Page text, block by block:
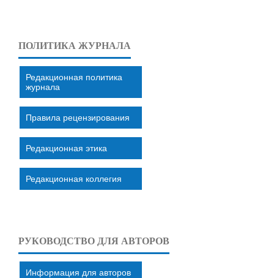
ПОЛИТИКА ЖУРНАЛА
Редакционная политика
журнала
Правила рецензирования
Редакционная этика
Редакционная коллегия
РУКОВОДСТВО ДЛЯ АВТОРОВ
Информация для авторов